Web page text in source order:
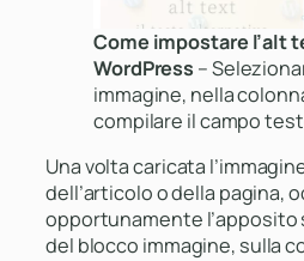
Come impostare l’alt
WordPress –
immagine, nella
compilare il campo
Una volta caricata
dell’articolo o della pagina,
opportunamente l’apposito
del blocco immagine, sulla